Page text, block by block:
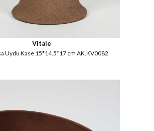
Vitale
Uydu Kase 15*14.5*17 cm AK.KV0082